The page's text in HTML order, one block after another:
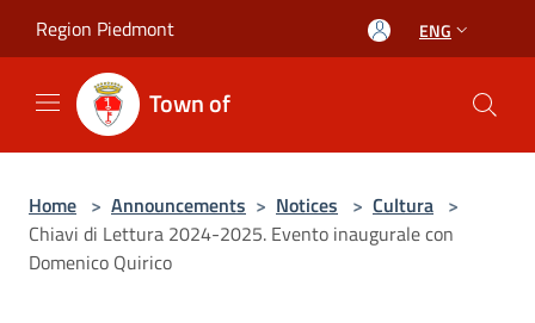
Region Piedmont ENG
Town of
Home > Announcements > Notices > Cultura >
Chiavi di Lettura 2024-2025. Evento inaugurale con
Domenico Quirico